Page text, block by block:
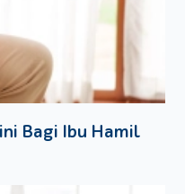
Bagi Ibu Hamil